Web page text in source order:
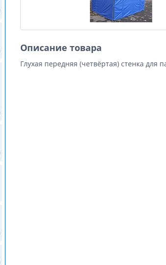
Описание товара
Глухая передняя (четвёртая) стенка для